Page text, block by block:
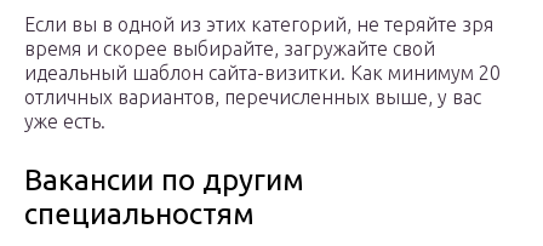
Если вы в одной из этих категорий, не теряйте зря
время и скорее выбирайте, загружайте свой
идеальный шаблон сайта-визитки. Как минимум 20
отличных вариантов, перечисленных выше, у вас
уже есть.
Вакансии по другим
специальностям